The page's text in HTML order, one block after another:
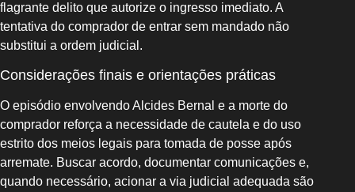
flagrante delito que autorize o ingresso imediato. A
tentativa do comprador de entrar sem mandado não
substitui a ordem judicial.
Considerações finais e orientações práticas
O episódio envolvendo Alcides Bernal e a morte do
comprador reforça a necessidade de cautela e do uso
estrito dos meios legais para tomada de posse após
arremate. Buscar acordo, documentar comunicações e,
quando necessário, acionar a via judicial adequada são